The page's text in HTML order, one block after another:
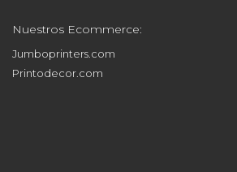
Nuestros Ecommerce:
Jumboprinters.com
Printodecor.com